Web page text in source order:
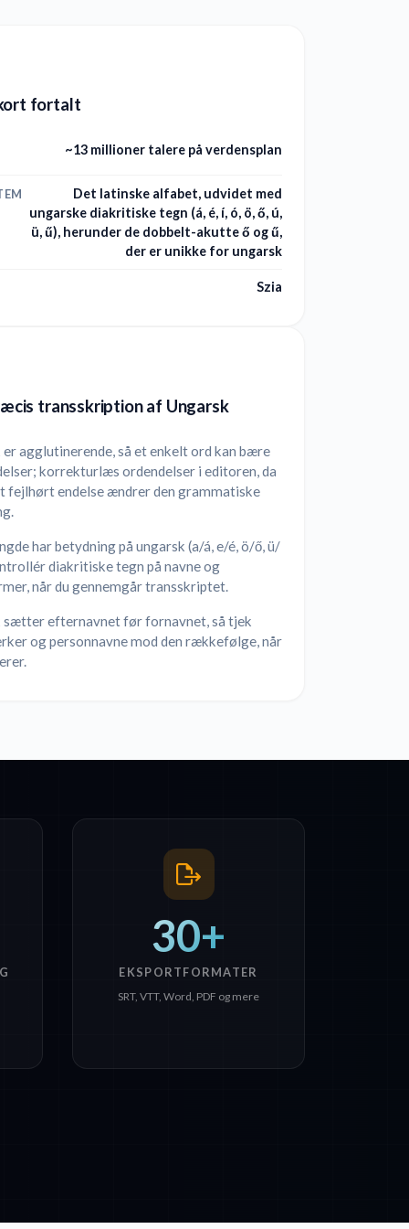
fortalt
~13 millioner talere på verdensplan
Det latinske alfabet, udvidet med
ungarske diakritiske tegn (á, é, í, ó, ö, ő, ú,
ü, ű), herunder de dobbelt-akutte ő og ű,
der er unikke for ungarsk
Szia
transskription af Ungarsk
er agglutinerende, så et enkelt ord kan bære
korrekturlæs ordendelser i editoren, da
fejlhørt endelse ændrer den grammatiske
har betydning på ungarsk (a/á, e/é, ö/ő, ü/
diakritiske tegn på navne og
når du gennemgår transskriptet.
sætter efternavnet før fornavnet, så tjek
og personnavne mod den rækkefølge, når
30+
EKSPORTFORMATER
SRT, VTT, Word, PDF og mere